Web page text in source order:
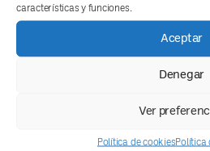
características y funciones.
Aceptar
Denegar
Ver
Política de cookiesPolítica
(profesora do Departamento de
O MCM pensado dende o exilio.
Sesión 2. O Museo Carlos